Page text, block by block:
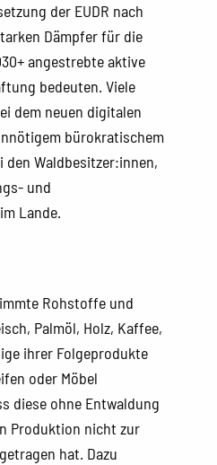
der EUDR nach
Dämpfer für die
angestrebte aktive
bedeuten. Viele
dem neuen digitalen
bürokratischem
Waldbesitzer:innen,
und
Lande.
Rohstoffe und
Palmöl, Holz, Kaffee,
ihrer Folgeprodukte
oder Möbel
diese ohne Entwaldung
Produktion nicht zur
hat. Dazu